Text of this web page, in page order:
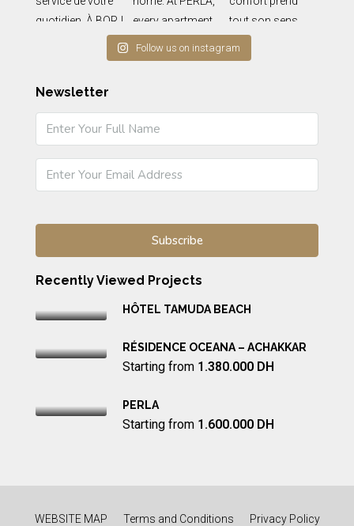
Follow us on instagram
Newsletter
Recently Viewed Projects
HÔTEL TAMUDA BEACH
RÉSIDENCE OCEANA – ACHAKKAR
Starting from 1.380.000 DH
PERLA
Starting from 1.600.000 DH
WEBSITE MAP Terms and Conditions Privacy Policy